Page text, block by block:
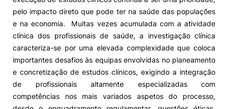
pelo impacto direto que pode ter na saúde das populações
e na economia. Muitas vezes acumulada com a atividade
clínica dos profissionais de saúde, a investigação clínica
caracteriza-se por uma elevada complexidade que coloca
importantes desafios às equipas envolvidas no planeamento
e concretização de estudos clínicos, exigindo a integração
de profissionais altamente especializadas com
competências nos mais variados aspetos do processo,